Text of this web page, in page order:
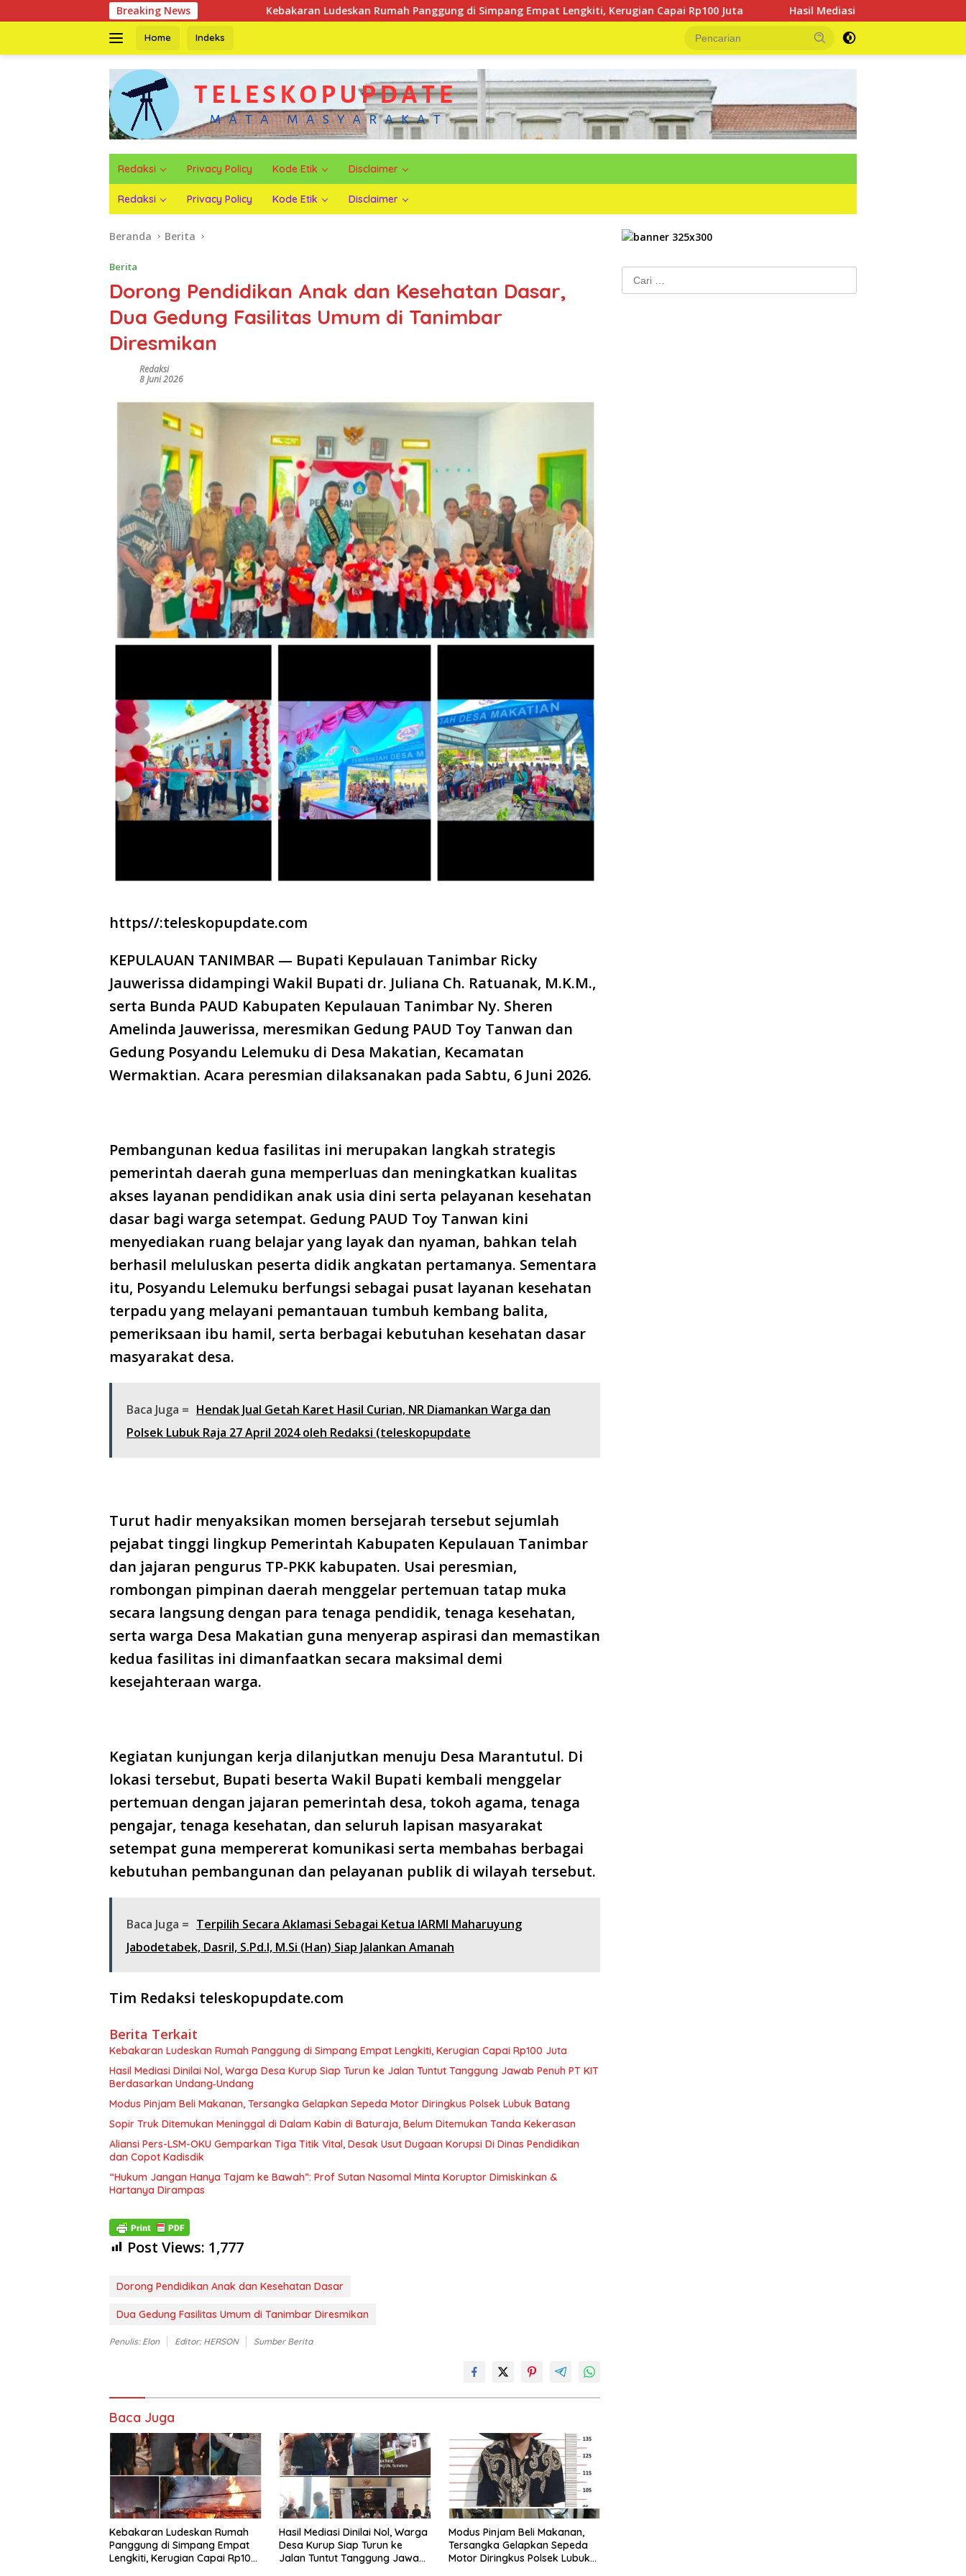
ke
Breaking News
Kebakaran Ludeskan Rumah Panggung di Simpang Empat Lengkiti, Kerugian Capai Rp100 Juta Hasil Mediasi Dinilai Nol, Warga Desa Kurup Siap Turun
Home Indeks
Redaksi Privacy Policy Kode Etik Disclaimer
Redaksi Privacy Policy Kode Etik Disclaimer
Beranda Berita
Berita
Dorong Pendidikan Anak dan Kesehatan Dasar,
Dua Gedung Fasilitas Umum di Tanimbar
Diresmikan
Redaksi
8 Juni 2026
https//:teleskopupdate.com
KEPULAUAN TANIMBAR — Bupati Kepulauan Tanimbar Ricky
Jauwerissa didampingi Wakil Bupati dr. Juliana Ch. Ratuanak, M.K.M.,
serta Bunda PAUD Kabupaten Kepulauan Tanimbar Ny. Sheren
Amelinda Jauwerissa, meresmikan Gedung PAUD Toy Tanwan dan
Gedung Posyandu Lelemuku di Desa Makatian, Kecamatan
Wermaktian. Acara peresmian dilaksanakan pada Sabtu, 6 Juni 2026.
Pembangunan kedua fasilitas ini merupakan langkah strategis
pemerintah daerah guna memperluas dan meningkatkan kualitas
akses layanan pendidikan anak usia dini serta pelayanan kesehatan
dasar bagi warga setempat. Gedung PAUD Toy Tanwan kini
menyediakan ruang belajar yang layak dan nyaman, bahkan telah
berhasil meluluskan peserta didik angkatan pertamanya. Sementara
itu, Posyandu Lelemuku berfungsi sebagai pusat layanan kesehatan
terpadu yang melayani pemantauan tumbuh kembang balita,
pemeriksaan ibu hamil, serta berbagai kebutuhan kesehatan dasar
masyarakat desa.
Baca Juga = Hendak Jual Getah Karet Hasil Curian, NR Diamankan Warga dan
Polsek Lubuk Raja 27 April 2024 oleh Redaksi (teleskopupdate
Turut hadir menyaksikan momen bersejarah tersebut sejumlah
pejabat tinggi lingkup Pemerintah Kabupaten Kepulauan Tanimbar
dan jajaran pengurus TP‑PKK kabupaten. Usai peresmian,
rombongan pimpinan daerah menggelar pertemuan tatap muka
secara langsung dengan para tenaga pendidik, tenaga kesehatan,
serta warga Desa Makatian guna menyerap aspirasi dan memastikan
kedua fasilitas ini dimanfaatkan secara maksimal demi
kesejahteraan warga.
Kegiatan kunjungan kerja dilanjutkan menuju Desa Marantutul. Di
lokasi tersebut, Bupati beserta Wakil Bupati kembali menggelar
pertemuan dengan jajaran pemerintah desa, tokoh agama, tenaga
pengajar, tenaga kesehatan, dan seluruh lapisan masyarakat
setempat guna mempererat komunikasi serta membahas berbagai
kebutuhan pembangunan dan pelayanan publik di wilayah tersebut.
Baca Juga = Terpilih Secara Aklamasi Sebagai Ketua IARMI Maharuyung
Jabodetabek, Dasril, S.Pd.I, M.Si (Han) Siap Jalankan Amanah
Tim Redaksi teleskopupdate.com
Berita Terkait
Kebakaran Ludeskan Rumah Panggung di Simpang Empat Lengkiti, Kerugian Capai Rp100 Juta
Hasil Mediasi Dinilai Nol, Warga Desa Kurup Siap Turun ke Jalan Tuntut Tanggung Jawab Penuh PT KIT
Berdasarkan Undang‑Undang
Modus Pinjam Beli Makanan, Tersangka Gelapkan Sepeda Motor Diringkus Polsek Lubuk Batang
Sopir Truk Ditemukan Meninggal di Dalam Kabin di Baturaja, Belum Ditemukan Tanda Kekerasan
Aliansi Pers-LSM-OKU Gemparkan Tiga Titik Vital, Desak Usut Dugaan Korupsi Di Dinas Pendidikan
dan Copot Kadisdik
“Hukum Jangan Hanya Tajam ke Bawah”: Prof Sutan Nasomal Minta Koruptor Dimiskinkan &
Hartanya Dirampas
Post Views: 1,777
Dorong Pendidikan Anak dan Kesehatan Dasar
Dua Gedung Fasilitas Umum di Tanimbar Diresmikan
Penulis: Elon Editor: HERSON Sumber Berita
Baca Juga
Kebakaran Ludeskan Rumah
Panggung di Simpang Empat
Lengkiti, Kerugian Capai Rp100
Hasil Mediasi Dinilai Nol, Warga
Desa Kurup Siap Turun ke
Jalan Tuntut Tanggung Jawab
Modus Pinjam Beli Makanan,
Tersangka Gelapkan Sepeda
Motor Diringkus Polsek Lubuk
Cari
untuk: